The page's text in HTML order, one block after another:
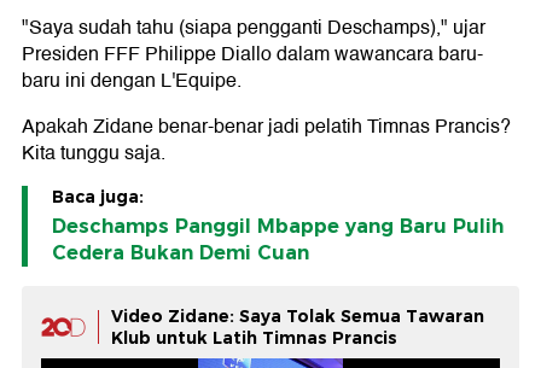
"Saya sudah tahu (siapa pengganti Deschamps)," ujar
Presiden FFF Philippe Diallo dalam wawancara baru-
baru ini dengan L'Equipe.
Apakah Zidane benar-benar jadi pelatih Timnas Prancis?
Kita tunggu saja.
Baca juga:
Deschamps Panggil Mbappe yang Baru Pulih
Cedera Bukan Demi Cuan
Video Zidane: Saya Tolak Semua Tawaran
Klub untuk Latih Timnas Prancis